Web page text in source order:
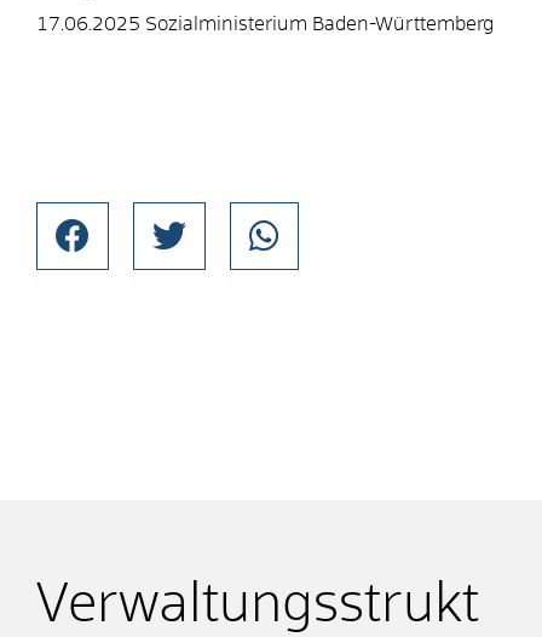
17.06.2025 Sozialministerium Baden-Württemberg
Verwaltungsstrukt